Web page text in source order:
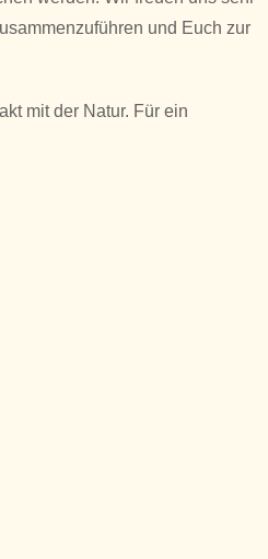
und Euch zur
mit der Natur. Für ein